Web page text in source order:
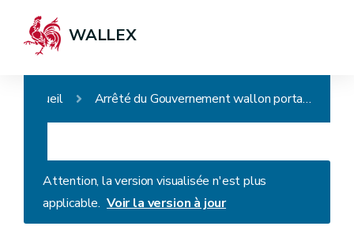
WALLEX
Accueil Arrêté du Gouvernement wallon portant exécution du décret du 10 avril 2003 relatif aux incitants financiers à la formation des travailleurs occupés par les entreprises
Attention, la version visualisée n'est plus
applicable. Voir la version à jour